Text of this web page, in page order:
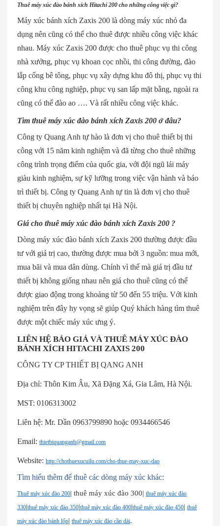
Thuê máy xúc đào bánh xích Hitachi 200 cho những công việc gì?
Máy xúc bánh xích Zaxis 200 là dòng máy xúc nhỏ đa
dụng nên cũng có thể cho thuê được nhiều công việc khác
nhau. Máy xúc Zaxis 200 được cho thuê phục vụ thi công
nhà xưởng, phục vụ khoan cọc nhồi, thi công đường, đào
lắp cống bê tông, phục vụ xây dựng khu đô thị, phục vụ thi
công khu công nghiệp, phục vụ san lấp mặt bằng, ngoài ra
cũng có thể đào ao …. Và rất nhiều công việc khác.
Tìm thuê máy xúc đào bánh xích Zaxis 200 ở đâu?
Công ty Quang Anh tự hào là đơn vị cho thuê thiết bị thi
công với 15 năm kinh nghiệm và đã từng cho thuê những
công trình trọng điểm của quốc gia, với đội ngũ lái máy
giàu kinh nghiệm, sự kỹ lưỡng trong việc vận hành và bảo
trì thiết bị. Công ty Quang Anh tự tin là đơn vị cho thuê
thiết bị chuyên nghiệp nhất tại Hà Nội.
Giá cho thuê máy xúc đào bánh xích Zaxis 200 ?
Dòng máy xúc đào bánh xích Zaxis 200 thường được đầu
tư với giá trị cao, thường được mua bởi 3 nguồn: mua mới,
mua bãi và mua dân dùng. Chính vì thế mà giá trị đầu tư
thiết bị không giống nhau nên giá cho thuê cũng có thể
được giao động trong khoảng từ 50 đến 55 triệu. Với kinh
nghiệm trên đây hy vọng sẽ giúp Quý khách hàng tìm thuê
được một chiếc máy xúc ưng ý.
LIÊN HỆ BÁO GIÁ VÀ THUÊ MÁY XÚC ĐÀO
BÁNH XÍCH HITACHI ZAXIS 200
CÔNG TY CP THIẾT BỊ QANG ANH
Địa chỉ: Thôn Kim Âu, Xã Đặng Xá, Gia Lâm, Hà Nội.
MST: 0106313002
Liên hệ: Mr. Dần 0963799890 hoặc 0934466546
Email: thietbiquanganh@gmail.com
Website: http://chothuexucuilu.com/cho-thue-may-xuc-dao
Tìm hiểu thêm để thuê các dòng máy xúc khác:
Thuê máy xúc đào 200| thuê máy xúc đào 300| thuê máy xúc đào
330|thuê máy xúc đào 350|thuê máy xúc đào 400|thuê máy xúc đào 450| thuê
máy xúc đào bánh lốp| thuê máy xúc đào cần dài.